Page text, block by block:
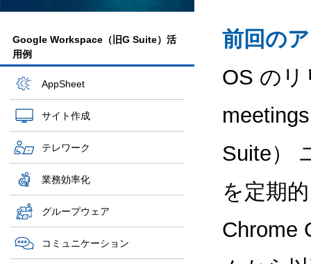
Google Workspace（旧G Suite）活
用例
AppSheet
サイト作成
テレワーク
業務効率化
グループウェア
コミュニケーション
前回の
OS のリ
Suite）
を定期
Chrome